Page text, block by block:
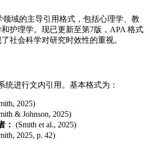
领域的主导引用格式，包括心理学、教
护理学。现已更新至第7版，APA 格式
社会科学对研究时效性的重视。
统进行文内引用。基本格式为：
2025)
& Johnson, 2025)
： (Smith et al., 2025)
2025, p. 42)